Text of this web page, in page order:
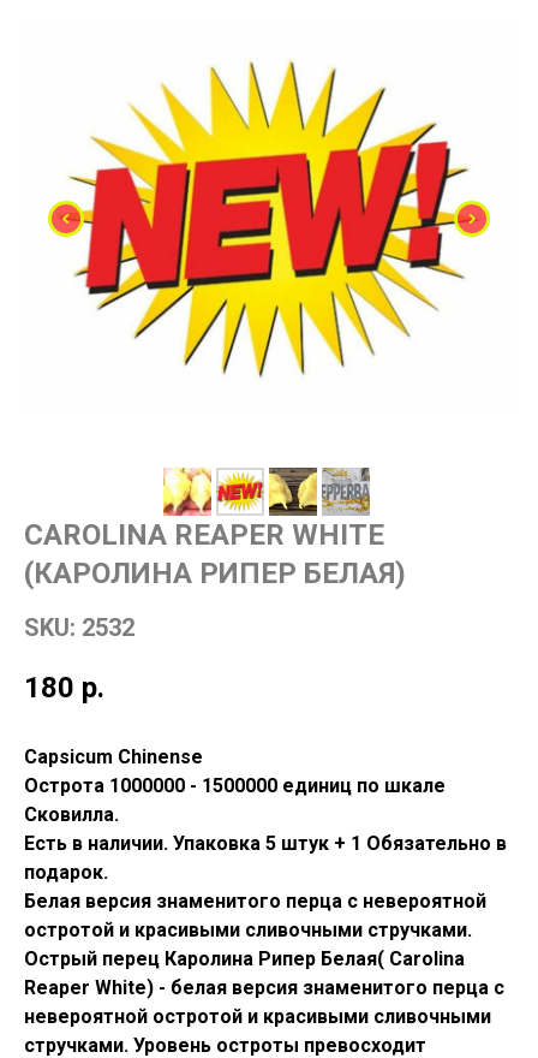
CAROLINA REAPER WHITE
(КАРОЛИНА РИПЕР БЕЛАЯ)
SKU: 2532
180 р.
Capsicum Chinense
Острота 1000000 - 1500000 единиц по шкале
Сковилла.
Есть в наличии. Упаковка 5 штук + 1 Обязательно в
подарок.
Белая версия знаменитого перца с невероятной
остротой и красивыми сливочными стручками.
Острый перец Каролина Рипер Белая( Carolina
Reaper White) - белая версия знаменитого перца с
невероятной остротой и красивыми сливочными
стручками. Уровень остроты превосходит